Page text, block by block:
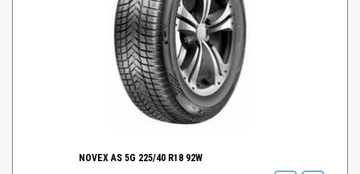
NOVEX AS 5G 225/40 R18 92W